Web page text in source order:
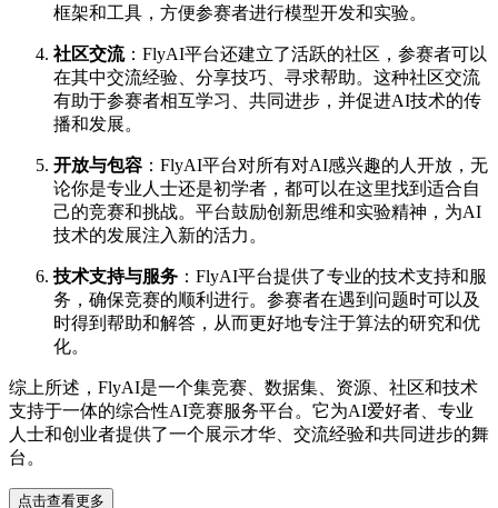
框架和工具，方便参赛者进行模型开发和实验。
社区交流：FlyAI平台还建立了活跃的社区，参赛者可以
在其中交流经验、分享技巧、寻求帮助。这种社区交流
有助于参赛者相互学习、共同进步，并促进AI技术的传
播和发展。
开放与包容 ：FlyAI平台对所有对AI感兴趣的人开放，无
论你是专业人士还是初学者，都可以在这里找到适合自
己的竞赛和挑战。平台鼓励创新思维和实验精神，为AI
技术的发展注入新的活力。
技术支持与服务 ：FlyAI平台提供了专业的技术支持和服
务，确保竞赛的顺利进行。参赛者在遇到问题时可以及
时得到帮助和解答，从而更好地专注于算法的研究和优
化。
综上所述，FlyAI是一个集竞赛、数据集、资源、社区和技术
支持于一体的综合性AI竞赛服务平台。它为AI爱好者、专业
人士和创业者提供了一个展示才华、交流经验和共同进步的舞
台。
点击查看更多